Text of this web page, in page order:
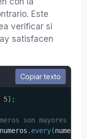
Este
verificar si
satisfacen
Copiar texto
5] ;
son mayores que
numeros . every(numero